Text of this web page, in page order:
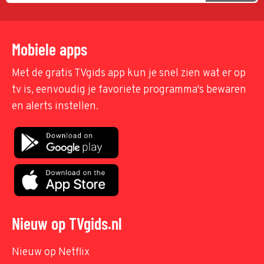
Mobiele apps
Met de gratis TVgids app kun je snel zien wat er op
tv is, eenvoudig je favoriete programma's bewaren
en alerts instellen.
Nieuw op TVgids.nl
Nieuw op Netflix